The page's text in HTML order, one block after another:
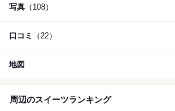
写真 （108）
口コミ （22）
地図
周辺のスイーツランキング